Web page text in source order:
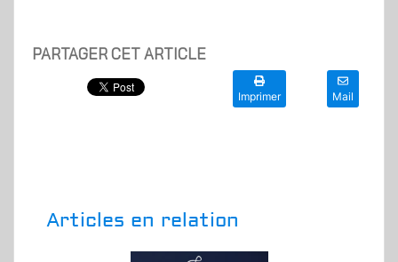
PARTAGER CET ARTICLE
Imprimer Mail
Articles en relation